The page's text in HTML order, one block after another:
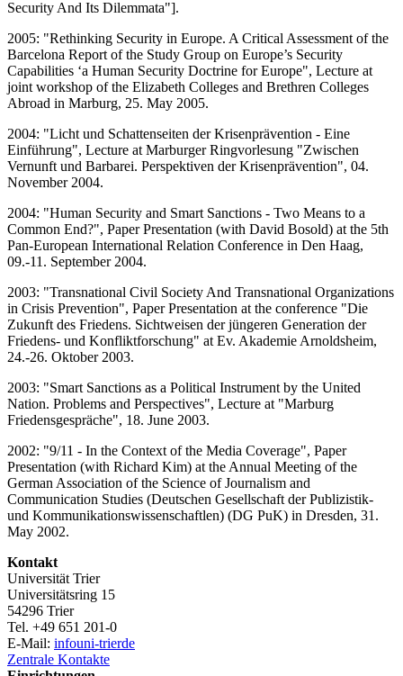
Security And Its Dilemmata"].
2005: "Rethinking Security in Europe. A Critical Assessment of the
Barcelona Report of the Study Group on Europe’s Security
Capabilities ‘a Human Security Doctrine for Europe", Lecture at
joint workshop of the Elizabeth Colleges and Brethren Colleges
Abroad in Marburg, 25. May 2005.
2004: "Licht und Schattenseiten der Krisenprävention - Eine
Einführung", Lecture at Marburger Ringvorlesung "Zwischen
Vernunft und Barbarei. Perspektiven der Krisenprävention", 04.
November 2004.
2004: "Human Security and Smart Sanctions - Two Means to a
Common End?", Paper Presentation (with David Bosold) at the 5th
Pan-European International Relation Conference in Den Haag,
09.-11. September 2004.
2003: "Transnational Civil Society And Transnational Organizations
in Crisis Prevention", Paper Presentation at the conference "Die
Zukunft des Friedens. Sichtweisen der jüngeren Generation der
Friedens- und Konfliktforschung" at Ev. Akademie Arnoldsheim,
24.-26. Oktober 2003.
2003: "Smart Sanctions as a Political Instrument by the United
Nation. Problems and Perspectives", Lecture at "Marburg
Friedensgespräche", 18. June 2003.
2002: "9/11 - In the Context of the Media Coverage", Paper
Presentation (with Richard Kim) at the Annual Meeting of the
German Association of the Science of Journalism and
Communication Studies (Deutschen Gesellschaft der Publizistik-
und Kommunikationswissenschaftlen) (DG PuK) in Dresden, 31.
May 2002.
Kontakt
Universität Trier
Universitätsring 15
54296 Trier
Tel. +49 651 201-0
E-Mail: infouni-trierde
Zentrale Kontakte